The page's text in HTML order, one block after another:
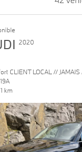
2020
km